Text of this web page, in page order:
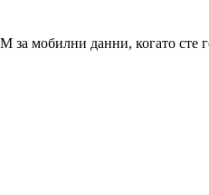
за мобилни данни, когато сте